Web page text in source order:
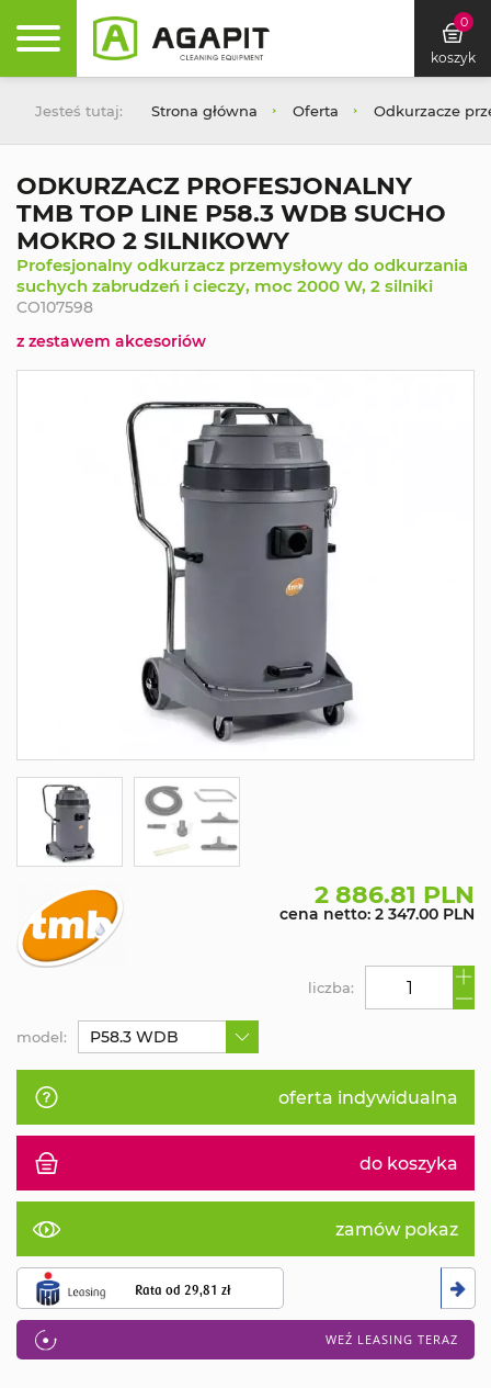
0
koszyk
Jesteś tutaj: Strona główna Oferta Odkurzacze
ODKURZACZ PROFESJONALNY
TMB TOP LINE P58.3 WDB SUCHO
MOKRO 2 SILNIKOWY
Profesjonalny odkurzacz przemysłowy do odkurzania
suchych zabrudzeń i cieczy, moc 2000 W, 2 silniki
CO107598
z zestawem akcesoriów
2 886.81 PLN
cena netto: 2 347.00 PLN
oferta indywidualna
do koszyka
zamów pokaz
Rata od29,81 zł
WEŹ LEASING TERAZ
liczba:
model: P58.3 WDB